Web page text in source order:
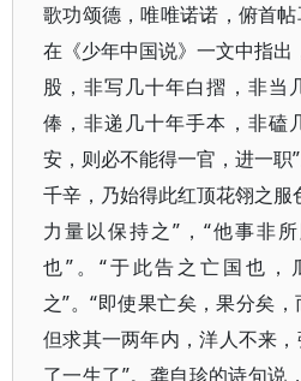
歌功颂德，唯唯诺诺，俯首
在《少年中国说》一文中指出
股，非写几十年白摺，非当
俸，非递几十年手本，非磕
安，则必不能得一官，进一职
千辛，乃始得此红顶花翎之服
力量以保持之”，“他事非
也”。“于此告之亡国也，
之”。“即使果亡矣，果分矣
但求其一两年内，洋人不来
了一生了”。龚自珍的诗句说